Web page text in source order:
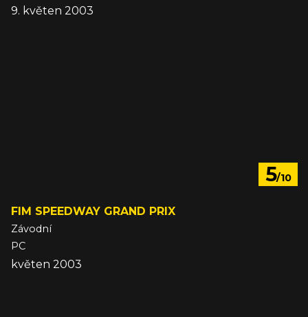
9. květen 2003
5/10
FIM SPEEDWAY GRAND PRIX
Závodní
PC
květen 2003